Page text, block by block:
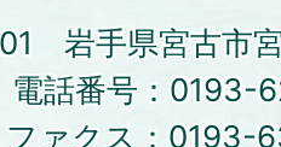
岩手県宮古市
電話番号： 0193-
ファクス： 0193-